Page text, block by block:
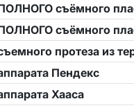
съёмного
съёмного
протеза из
Пендекс
Хааса